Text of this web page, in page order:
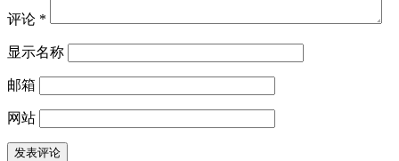
评论 *
显示名称
邮箱
网站